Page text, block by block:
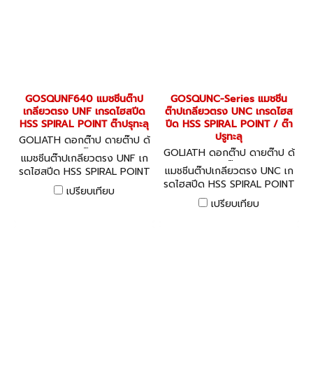
GOSQUNF640 แมชชีนต๊าป
เกลียวตรง UNF เกรดไฮสปีด
HSS SPIRAL POINT ต๊าปรุทะลุ
GOLIATH ดอกต๊าป ดายต๊าป ด้
ามต๊าป
แมชชีนต๊าปเกลียวตรง UNF เก
รดไฮสปีด HSS SPIRAL POINT
ต๊าปรุทะลุ
เปรียบเทียบ
GOSQUNC-Series แมชชีน
ต๊าปเกลียวตรง UNC เกรดไฮส
ปีด HSS SPIRAL POINT / ต๊า
ปรูทะลุ
GOLIATH ดอกต๊าป ดายต๊าป ด้
ามต๊าป
แมชชีนต๊าปเกลียวตรง UNC เก
รดไฮสปีด HSS SPIRAL POINT
/ ต๊าปรูทะลุ
เปรียบเทียบ